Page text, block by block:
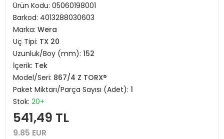
Ürün Kodu: 05060198001
Barkod: 4013288030603
Marka: Wera
Uç Tipi: TX 20
Uzunluk/Boy (mm): 152
İçerik: Tek
Model/Seri: 867/4 Z TORX®
Paket Miktarı/Parça Sayısı (Adet): 1
Stok: 20+
541,49 TL
9.85 EUR